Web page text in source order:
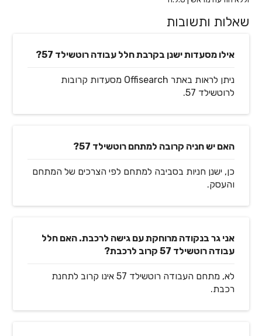
שאלות ותשובות
אילו מסעדות ישנן בקרבת חלל עבודה רוטשילד 57?
ניתן לראות באתר Offisearch מסעדות קרובות
לרוטשילד 57.
האם יש חניה קרובה למתחם רוטשילד 57?
כן, ישנן חניות בסביבה למתחם לפי הצרכים של המתחם
והעסק.
אני גר בנקודה מרוחקת עם גישה לרכבת. האם חלל
עבודה רוטשילד 57 קרוב לרכבת?
לא, מתחם העבודה רוטשילד 57 אינו קרוב לתחנת
רכבת.